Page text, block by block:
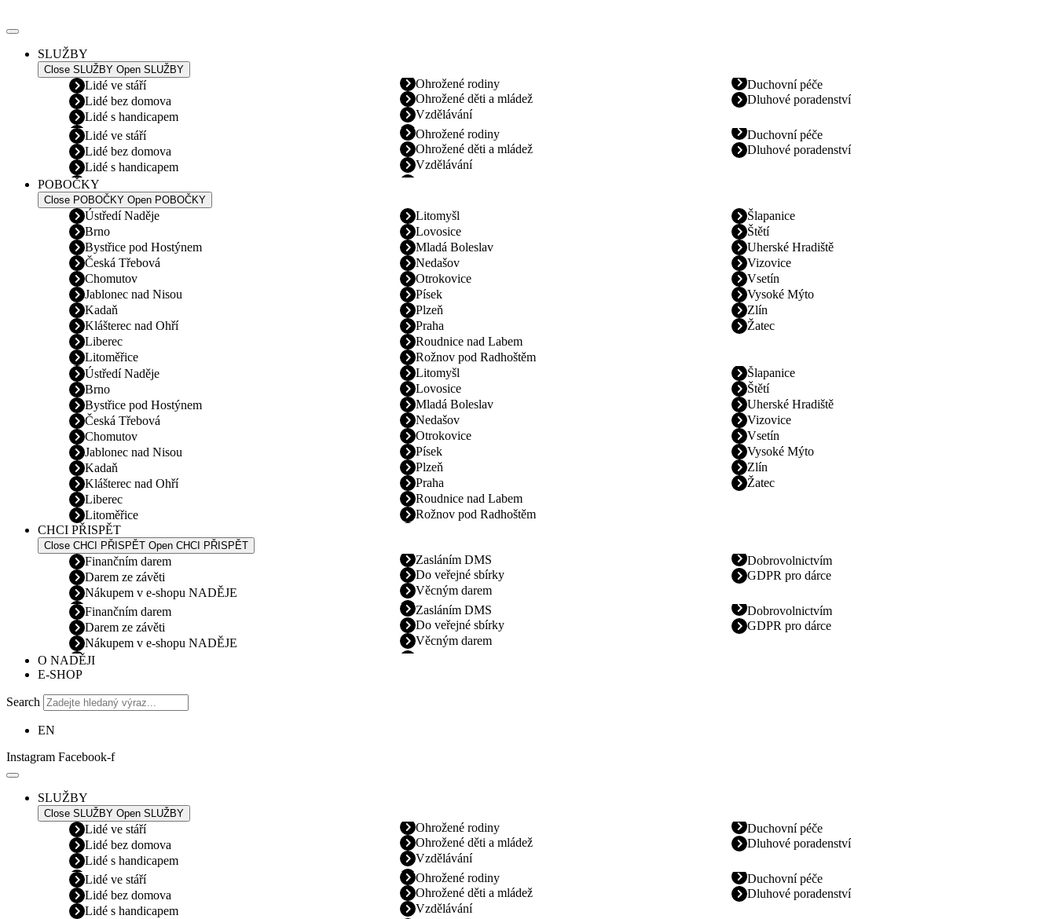
k
SLUŽBY
Close SLUŽBY Open SLUŽBY
Lidé ve stáří
Lidé bez domova
Lidé s handicapem
Ohrožené rodiny
Ohrožené děti a mládež
Vzdělávání
Duchovní péče
Dluhové poradenství
Lidé ve stáří
Lidé bez domova
Lidé s handicapem
Ohrožené rodiny
Ohrožené děti a mládež
Vzdělávání
Duchovní péče
Dluhové poradenství
POBOČKY
Close POBOČKY Open POBOČKY
Ústředí Naděje
Brno
Bystřice pod Hostýnem
Česká Třebová
Chomutov
Jablonec nad Nisou
Kadaň
Klášterec nad Ohří
Liberec
Litoměřice
Litomyšl
Lovosice
Mladá Boleslav
Nedašov
Otrokovice
Písek
Plzeň
Praha
Roudnice nad Labem
Rožnov pod Radhoštěm
Šlapanice
Štětí
Uherské Hradiště
Vizovice
Vsetín
Vysoké Mýto
Zlín
Žatec
Ústředí Naděje
Brno
Bystřice pod Hostýnem
Česká Třebová
Chomutov
Jablonec nad Nisou
Kadaň
Klášterec nad Ohří
Liberec
Litoměřice
Litomyšl
Lovosice
Mladá Boleslav
Nedašov
Otrokovice
Písek
Plzeň
Praha
Roudnice nad Labem
Rožnov pod Radhoštěm
Šlapanice
Štětí
Uherské Hradiště
Vizovice
Vsetín
Vysoké Mýto
Zlín
Žatec
CHCI PŘISPĚT
Close CHCI PŘISPĚT Open CHCI PŘISPĚT
Finančním darem
Darem ze závěti
Nákupem v e-shopu NADĚJE
Zasláním DMS
Do veřejné sbírky
Věcným darem
Dobrovolnictvím
GDPR pro dárce
Finančním darem
Darem ze závěti
Nákupem v e-shopu NADĚJE
Zasláním DMS
Do veřejné sbírky
Věcným darem
Dobrovolnictvím
GDPR pro dárce
O NADĚJI
E-SHOP
Search
EN
Instagram Facebook-f
SLUŽBY
Close SLUŽBY Open SLUŽBY
Lidé ve stáří
Lidé bez domova
Lidé s handicapem
Ohrožené rodiny
Ohrožené děti a mládež
Vzdělávání
Duchovní péče
Dluhové poradenství
Lidé ve stáří
Lidé bez domova
Lidé s handicapem
Ohrožené rodiny
Ohrožené děti a mládež
Vzdělávání
Duchovní péče
Dluhové poradenství